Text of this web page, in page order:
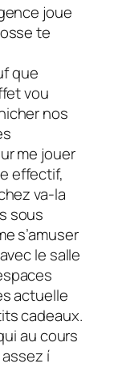
joue
te
que
vou
nos
me jouer
effectif,
va-la
sous
s’amuser
le salle
actuelle
cadeaux.
au cours
í